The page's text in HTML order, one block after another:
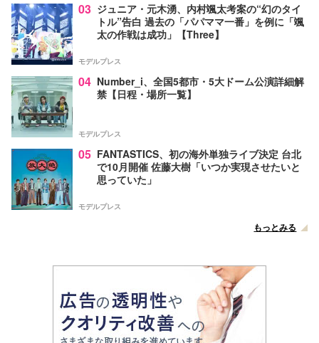
03 ジュニア・元木湧、内村颯太考案の“幻のタイ
トル”告白 過去の「パパママ一番」を例に「颯
太の作戦は成功」【Three】
モデルプレス
04 Number_i、全国5都市・5大ドーム公演詳細解
禁【日程・場所一覧】
モデルプレス
05 FANTASTICS、初の海外単独ライブ決定 台北
で10月開催 佐藤大樹「いつか実現させたいと
思っていた」
モデルプレス
もっとみる